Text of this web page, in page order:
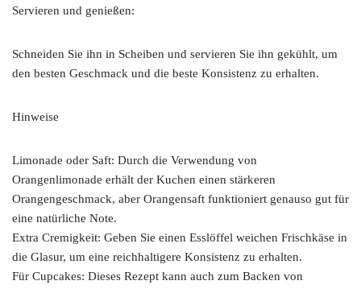
Servieren und genießen:
Schneiden Sie ihn in Scheiben und servieren Sie ihn gekühlt, um
den besten Geschmack und die beste Konsistenz zu erhalten.
Hinweise
Limonade oder Saft: Durch die Verwendung von
Orangenlimonade erhält der Kuchen einen stärkeren
Orangengeschmack, aber Orangensaft funktioniert genauso gut für
eine natürliche Note.
Extra Cremigkeit: Geben Sie einen Esslöffel weichen Frischkäse in
die Glasur, um eine reichhaltigere Konsistenz zu erhalten.
Für Cupcakes: Dieses Rezept kann auch zum Backen von